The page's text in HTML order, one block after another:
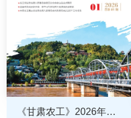
《甘肃农工》2026年第1